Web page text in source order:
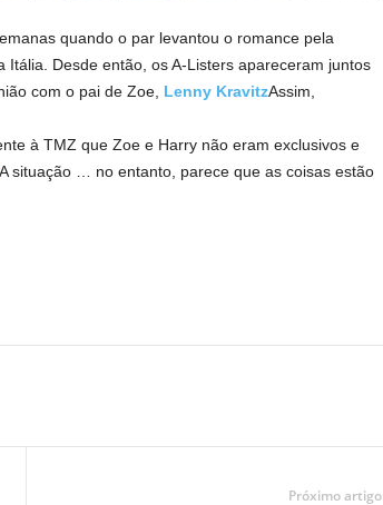
quando o par levantou o romance pela
Desde então, os A-Listers apareceram juntos
com o pai de Zoe, Lenny KravitzAssim,
à TMZ que Zoe e Harry não eram exclusivos e
A situação … no entanto, parece que as coisas estão
Próximo artigo